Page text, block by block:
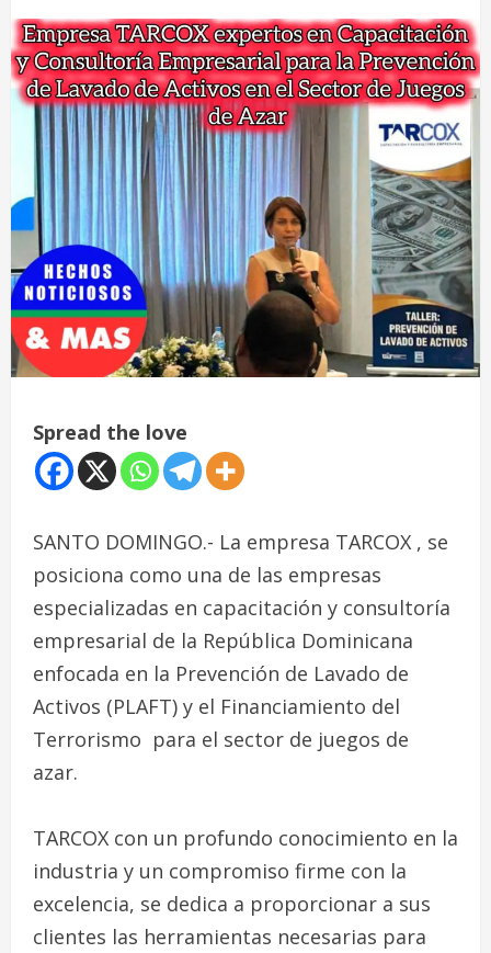
Spread the love
SANTO DOMINGO.- La empresa TARCOX , se
posiciona como una de las empresas
especializadas en capacitación y consultoría
empresarial de la República Dominicana
enfocada en la Prevención de Lavado de
Activos (PLAFT) y el Financiamiento del
Terrorismo para el sector de juegos de
azar.
TARCOX con un profundo conocimiento en la
industria y un compromiso firme con la
excelencia, se dedica a proporcionar a sus
clientes las herramientas necesarias para